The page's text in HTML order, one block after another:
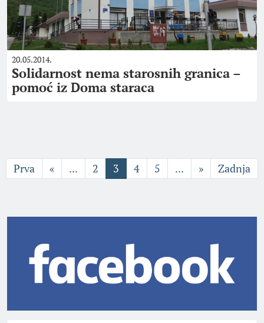
20.05.2014.
Solidarnost nema starosnih granica –
pomoć iz Doma staraca
Prva « ... 2 3 4 5 ... » Zadnja